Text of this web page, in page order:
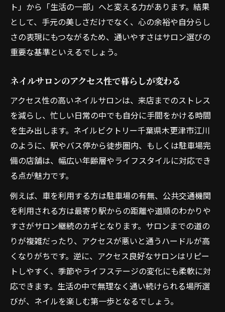
ト」から「生活の一部」へと変える力があります。結果
として、手元の美しさだけでなく、心の余裕や自分らし
さの表現にもつながるため、通いやすさはサロン選びの
重要な基準といえるでしょう。
ネイルサロンのアクセス性で暮らしが変わる
アクセス性の高いネイルサロンは、来店までのストレス
を減らし、忙しい日常の中でも自分に手間をかける時間
を生み出します。ネイルビクトリー千葉県木更津市江川
のように、駅やバス停から徒歩圏内、もしくは駐車場完
備の店舗は、幅広い年齢層やライフスタイルに対応でき
る点が魅力です。
例えば、車を利用する方は駐車場の有無、公共交通機関
を利用される方は最寄り駅からの距離や道順のわかりや
すさがサロン継続のカギとなります。サロンまでの道の
りが複雑だったり、アクセスが悪いと通うハードルが高
くなりがちです。逆に、アクセス良好なサロンはリピー
トしやすく、季節やライフステージの変化にも柔軟に対
応できます。生活の中で無理なく通い続けられる場所選
びが、ネイルを楽しむ第一歩となるでしょう。